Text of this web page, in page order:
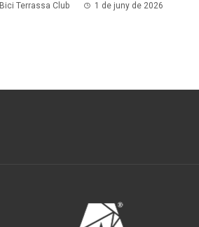
Bici Terrassa Club 1 de juny de 2026